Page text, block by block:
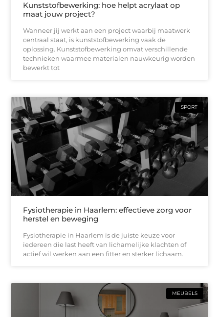
Kunststofbewerking: hoe helpt acrylaat op
maat jouw project?
Wanneer jij werkt aan een project waarbij maatwerk
centraal staat, is kunststofbewerking vaak de
oplossing. Kunststofbewerking omvat verschillende
technieken waarmee materialen nauwkeurig worden
bewerkt tot
SPORT
Fysiotherapie in Haarlem: effectieve zorg voor
herstel en beweging
Fysiotherapie in Haarlem is de juiste keuze voor
iedereen die last heeft van lichamelijke klachten of
actief wil werken aan een fitter en sterker lichaam.
MEUBELS